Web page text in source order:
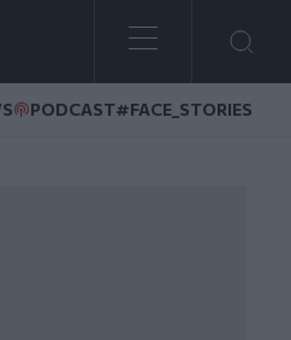
PODCAST#FACE_STORIES